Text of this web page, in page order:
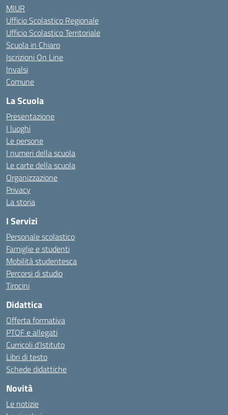
MIUR
Ufficio Scolastico Regionale
Ufficio Scolastico Territoriale
Scuola in Chiaro
Iscrizioni On Line
Invalsi
Comune
La Scuola
Presentazione
I luoghi
Le persone
I numeri della scuola
Le carte della scuola
Organizzazione
Privacy
La storia
I Servizi
Personale scolastico
Famiglie e studenti
Mobilità studentesca
Percorsi di studio
Tirocini
Didattica
Offerta formativa
PTOF e allegati
Curricoli d’Istituto
Libri di testo
Schede didattiche
Novità
Le notizie